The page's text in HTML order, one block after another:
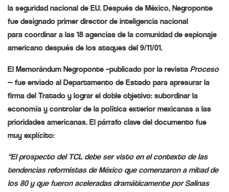
la seguridad nacional de EU. Después de México, Negroponte
fue designado primer director de inteligencia nacional
para coordinar a las 18 agencias de la comunidad de espionaje
americano después de los ataques del 9/11/01.
El Memorándum Negroponte –publicado por la revista Proceso
— fue enviado al Departamento de Estado para apresurar la
firma del Tratado y lograr el doble objetivo: subordinar la
economía y controlar de la política exterior mexicanas a las
prioridades americanas. El párrafo clave del documento fue
muy explícito:
“El prospecto del TCL debe ser visto en elcontextode las
tendencias reformistas de México que comenzaron a mitad de
los 80 y que fueronaceleradasdramáticamente por Salinas